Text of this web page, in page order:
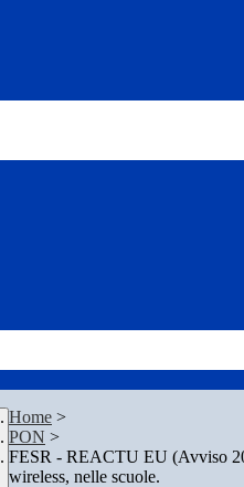
Home >
PON >
FESR - REACTU EU (Avviso
wireless, nelle scuole.